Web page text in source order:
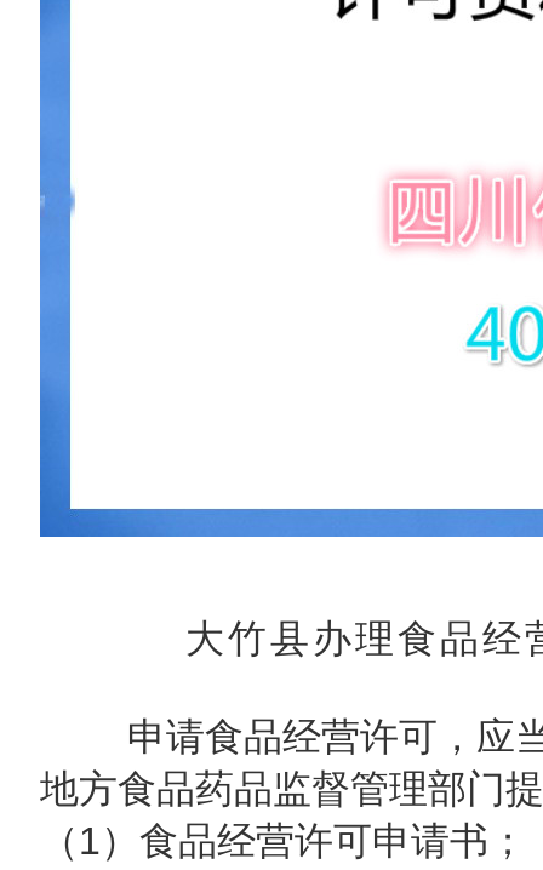
大竹县办理食品经
申请食品经营许可，应当
地方食品药品监督管理部门
（1）食品经营许可申请书；